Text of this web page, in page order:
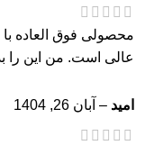
محصولی فوق العاده
عالی است. من این
امید – آبان 26, 1404